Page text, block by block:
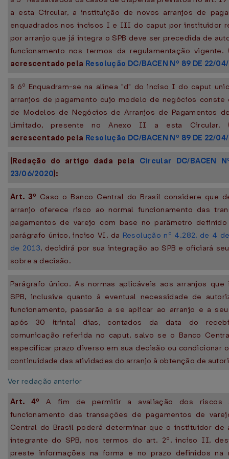
a esta Circular, a instituição de novos arranjos de
enquadrados nos incisos I e III do caput por instituidor
por arranjo que já integra o SPB deve ser precedida de
funcionamento nos termos da regulamentação vigente.
acrescentado pela Resolução DC/BACEN Nº 89 DE 22/
§ 6º Enquadram-se na alínea "d" do inciso I do caput
arranjos de pagamento cujo modelo de negócios conste
de Modelos de Negócios de Arranjos de Pagamentos
Limitado, presente no Anexo II a esta Circular.
acrescentado pela Resolução DC/BACEN Nº 89 DE 22/
(Redação do artigo dada pela Circular DC/BACEN
23/06/2020):
Art. 3º Caso o Banco Central do Brasil considere que
arranjo oferece risco ao normal funcionamento das
pagamentos de varejo com base no parâmetro
parágrafo único, inciso VI, da Resolução nº 4.282, de 4
de 2013, decidirá por sua integração ao SPB e oficiará
sobre a decisão.
Parágrafo único. As normas aplicáveis aos arranjos que
SPB, inclusive quanto à eventual necessidade de
funcionamento, passarão a se aplicar ao arranjo e a
após 30 (trinta) dias, contados da data do
comunicação referida no caput, salvo se o Banco
especificar prazo diverso em sua decisão ou condicionar
continuidade das atividades do arranjo à obtenção de
Ver redação anterior
Art. 4ºA fim de permitir a avaliação dos riscos
funcionamento das transações de pagamentos de
Central do Brasil poderá determinar que o instituidor de
integrante do SPB, nos termos do art. 2º, inciso II,
preste informações na forma e no prazo definidos na